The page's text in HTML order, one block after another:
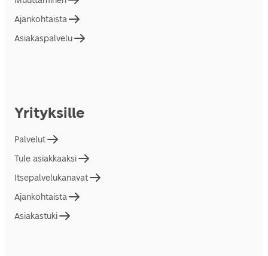
Ajankohtaista
Asiakaspalvelu
Yrityksille
Palvelut
Tule asiakkaaksi
Itsepalvelukanavat
Ajankohtaista
Asiakastuki